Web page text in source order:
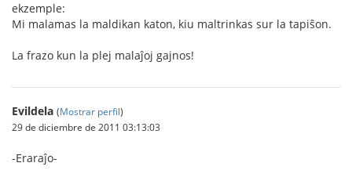
ekzemple:
Mi malamas la maldikan katon, kiu maltrinkas sur la tapiŝon.
La frazo kun la plej malaĵoj gajnos!
Evildela (Mostrar perfil)
29 de diciembre de 2011 03:13:03
-Eraraĵo-